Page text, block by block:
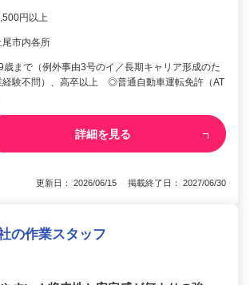
円以上
尾市内各所
歳まで（例外事由3号のイ／長期キャリア形成のた
経験不問）、高卒以上 ◎普通自動車運転免許（AT
詳細を見る
更新日： 2026/06/15 掲載終了日： 2027/06/30
の作業スタッフ